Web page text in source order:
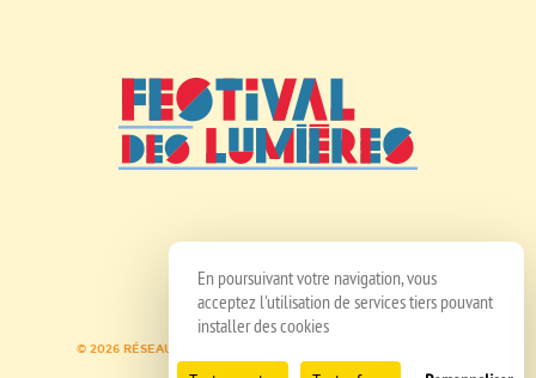
© 2026 RÉSEAU SPEDIDAM
En poursuivant votre navigation, vous
acceptez l'utilisation de services tiers pouvant
installer des cookies